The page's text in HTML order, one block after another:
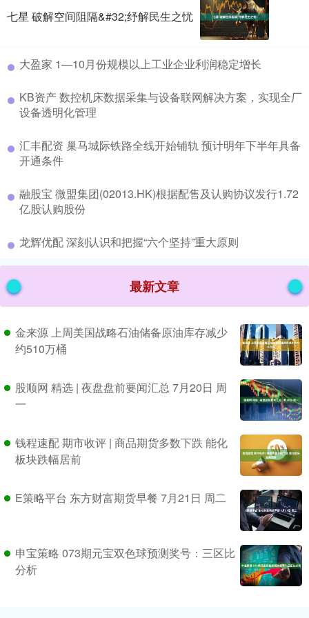
七星 破解空间阻隔&#32;纾解民生之忧
​大盈家 1—10月份规模以上工业企业利润稳定增长
​KB资产 数控机床数据采集与设备联网解决方案，实现全厂
设备透明化管理
​汇丰配资 巢马城际铁路全线开始铺轨 预计明年下半年具备
开通条件
​融股宝 微盟集团(02013.HK)根据配售及认购协议发行1.72
亿股认购股份
​龙辉优配 深刻认识和把握“六个坚持”重大原则
最新文章
金来源 上周美国战略石油储备原油库存减少
约510万桶
股顺网 精选 | 夜盘盘前要闻汇总 7月20日 周
一
钱程速配 期市收评 | 商品期货多数下跌 能化
板块跌幅居前
E策略平台 东方财富期货早餐 7月21日 周二
申宝策略 073期元宝双色球预测奖号：三区比
分析